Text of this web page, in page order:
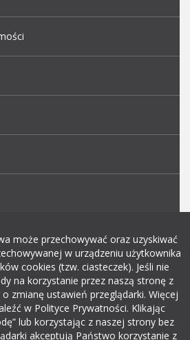
o pracę
może przechowywać oraz uzyskiwać
w urządzeniu użytkownika
cookies (tzw. ciasteczek). Jeśli nie
na korzystanie przez naszą stronę z
zmianę ustawień przeglądarki. Więcej
w Polityce Prywatności. Klikając
lub korzystając z naszej strony bez
akceptują Państwo korzystanie z